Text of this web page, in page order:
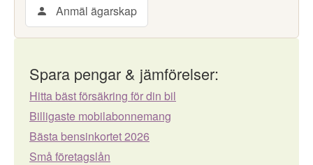
Anmäl ägarskap
Spara pengar & jämförelser:
Hitta bäst försäkring för din bil
Billigaste mobilabonnemang
Bästa bensinkortet 2026
Små företagslån